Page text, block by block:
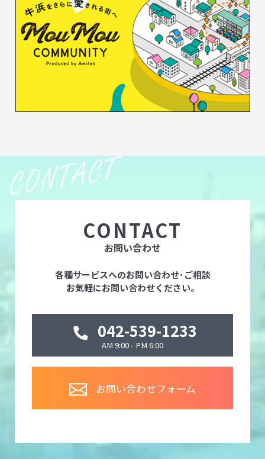
CONTACT
お問い合わせ
各種サービスへのお問い合わせ･ご相談
お気軽にお問い合わせください。
042-539-1233
AM 9:00 - PM 6:00
お問い合わせフォーム